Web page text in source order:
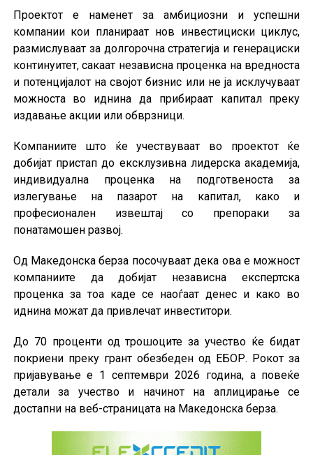
Проектот е наменет за амбициозни и успешни
компании кои планираат нов инвестициски циклус,
размислуваат за долгорочна стратегија и генерациски
континуитет, сакаат независна проценка на вредноста
и потенцијалот на својот бизнис или не ја исклучуваат
можноста во иднина да прибираат капитал преку
издавање акции или обврзници.
Компаниите што ќе учествуваат во проектот ќе
добијат пристап до ексклузивна лидерска академија,
индивидуална проценка на подготвеноста за
излегување на пазарот на капитал, како и
професионален извештај со препораки за
понатамошен развој.
Од Македонска берза посочуваат дека ова е можност
компаниите да добијат независна експертска
проценка за тоа каде се наоѓаат денес и како во
иднина можат да привлечат инвеститори.
До 70 проценти од трошоците за учество ќе бидат
покриени преку грант обезбеден од ЕБОР. Рокот за
пријавување е 1 септември 2026 година, а повеќе
детали за учество и начинот на аплицирање се
достапни на веб-страницата на Македонска берза.